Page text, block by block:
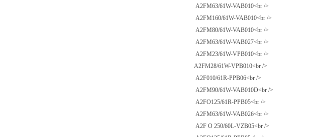
A2FM63/61W-VAB010<br />
A2FM160/61W-VAB010<br />
A2FM80/61W-VAB010<br />
A2FM63/61W-VAB027<br />
A2FM23/61W-VPB010<br />
A2FM28/61W-VPB010<br />
A2F010/61R-PPB06<br />
A2FM90/61W-VAB010D<br />
A2FO125/61R-PPB05<br />
A2FM63/61W-VAB026<br />
A2F O 250/60L-VZB05<br />